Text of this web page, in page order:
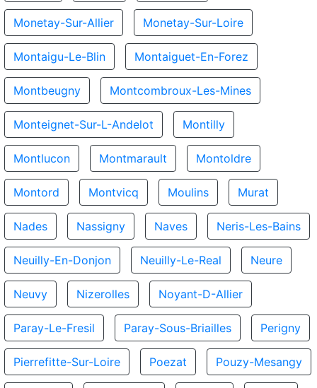
Monetay-Sur-Allier Monetay-Sur-Loire
Montaigu-Le-Blin Montaiguet-En-Forez
Montbeugny Montcombroux-Les-Mines
Monteignet-Sur-L-Andelot Montilly
Montlucon Montmarault Montoldre
Montord Montvicq Moulins Murat
Nades Nassigny Naves Neris-Les-Bains
Neuilly-En-Donjon Neuilly-Le-Real Neure
Neuvy Nizerolles Noyant-D-Allier
Paray-Le-Fresil Paray-Sous-Briailles Perigny
Pierrefitte-Sur-Loire Poezat Pouzy-Mesangy